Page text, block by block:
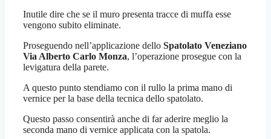
Inutile dire che se il muro presenta tracce di muffa esse
vengono subito eliminate.
Proseguendo nell’applicazione dello Spatolato Veneziano
Via Alberto Carlo Monza, l’operazione prosegue con la
levigatura della parete.
A questo punto stendiamo con il rullo la prima mano di
vernice per la base della tecnica dello spatolato.
Questo passo consentirà anche di far aderire meglio la
seconda mano di vernice applicata con la spatola.